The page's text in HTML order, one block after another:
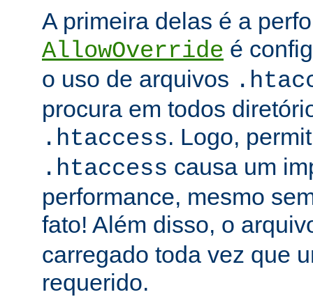
A primeira delas é a
AllowOverride é
o uso de arquivos
procura em todos
.htaccess. Logo,
.htaccess causa um
performance, mesmo
fato! Além disso, o
carregado toda vez que
requerido.